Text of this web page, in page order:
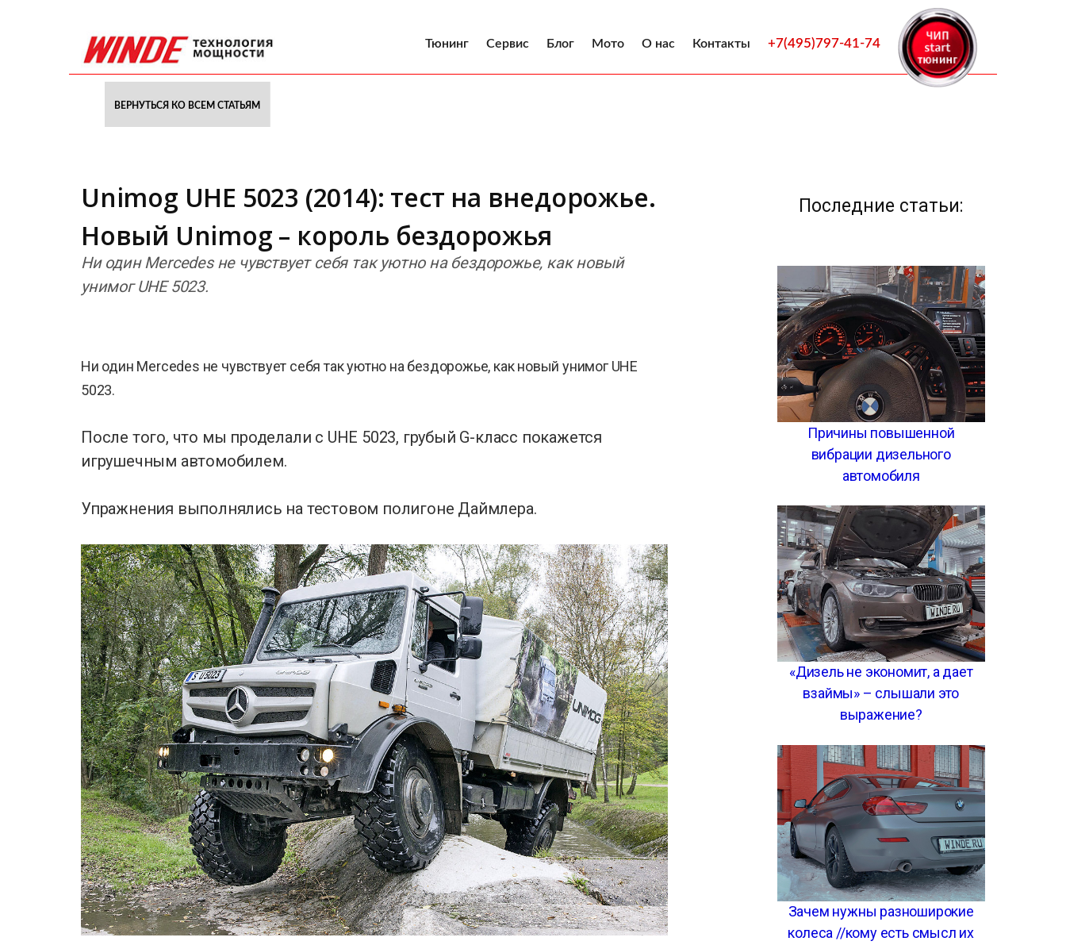
Тюнинг Сервис Блог Мото О нас Контакты +7(495)797-41-74
ВЕРНУТЬСЯ КО ВСЕМ СТАТЬЯМ
Unimog UHE 5023 (2014): тест на внедорожье.
Новый Unimog – король бездорожья
Ни один Mercedes не чувствует себя так уютно на бездорожье, как новый
унимог UHE 5023.
Ни один Mercedes не чувствует себя так уютно на бездорожье, как новый унимог UHE
5023.
После того, что мы проделали с UHE 5023, грубый G-класс покажется
игрушечным автомобилем.
Упражнения выполнялись на тестовом полигоне Даймлера.
Последние статьи:
Причины повышенной
вибрации дизельного
автомобиля
«Дизель не экономит, а дает
взаймы» – слышали это
выражение?
Зачем нужны разноширокие
колеса //кому есть смысл их